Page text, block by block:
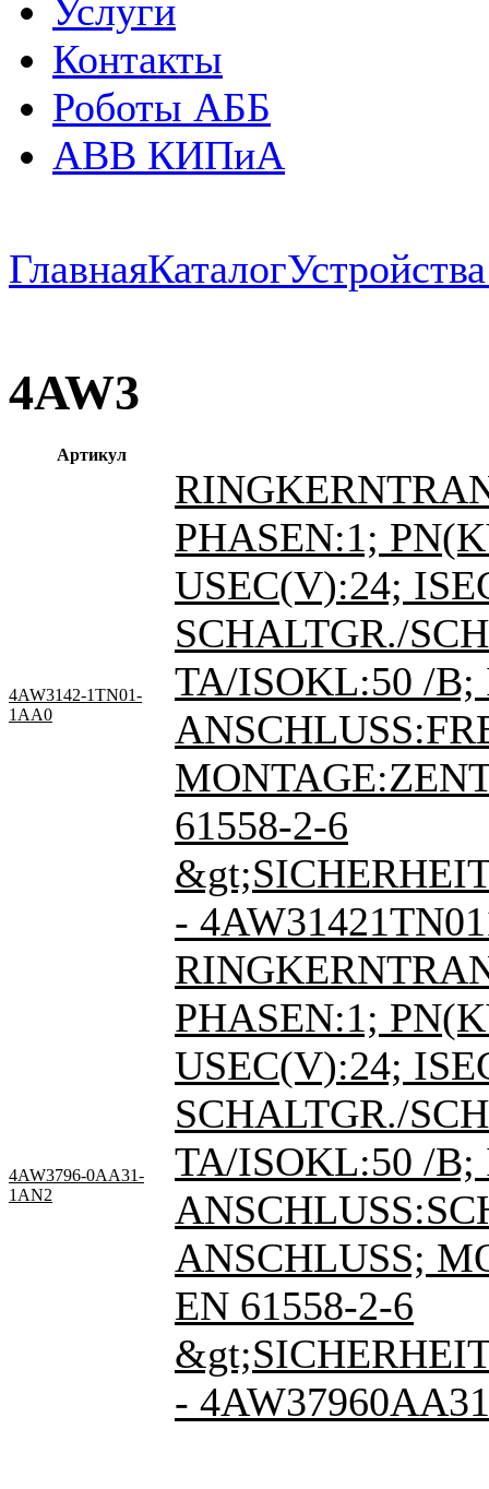
Услуги
Контакты
Роботы АББ
ABB КИПиА
ГлавнаяКаталог
4AW3
Артикул
4AW3142-1TN01-
1AA0
PHASEN:1;
USEC(V):24;
SCHALTGR./
TA/ISOKL:50 /B;
61558-2-6
-
4AW3796-0AA31-
1AN2
PHASEN:1;
USEC(V):24;
SCHALTGR./
TA/ISOKL:50 /B;
ANSCHLUSS;
EN 61558-2-6
-